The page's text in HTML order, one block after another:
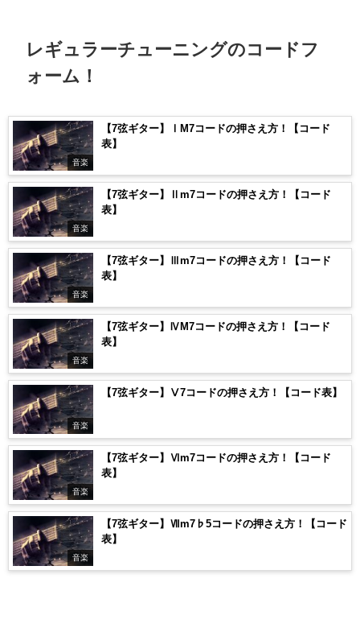
レギュラーチューニングのコードフ
ォーム！
音楽
【7弦ギター】ⅠM7コードの押さえ方！【コード
表】
音楽
【7弦ギター】Ⅱm7コードの押さえ方！【コード
表】
音楽
【7弦ギター】Ⅲm7コードの押さえ方！【コード
表】
音楽
【7弦ギター】ⅣM7コードの押さえ方！【コード
表】
音楽
【7弦ギター】Ⅴ7コードの押さえ方！【コード表】
音楽
【7弦ギター】Ⅵm7コードの押さえ方！【コード
表】
音楽
【7弦ギター】Ⅶm7♭5コードの押さえ方！【コード
表】